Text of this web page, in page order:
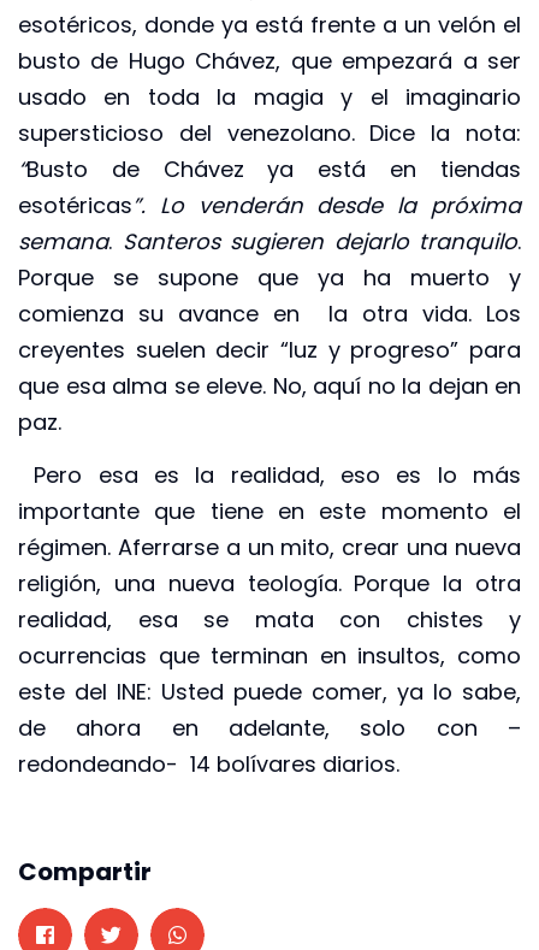
esotéricos, donde ya está frente a un velón el
busto de Hugo Chávez, que empezará a ser
usado en toda la magia y el imaginario
supersticioso del venezolano. Dice la nota:
“Busto de Chávez ya está en tiendas
esotéricas”. Lo venderán desde la próxima
semana. Santeros sugieren dejarlo tranquilo.
Porque se supone que ya ha muerto y
comienza su avance en la otra vida. Los
creyentes suelen decir “luz y progreso” para
que esa alma se eleve. No, aquí no la dejan en
paz.
Pero esa es la realidad, eso es lo más
importante que tiene en este momento el
régimen. Aferrarse a un mito, crear una nueva
religión, una nueva teología. Porque la otra
realidad, esa se mata con chistes y
ocurrencias que terminan en insultos, como
este del INE: Usted puede comer, ya lo sabe,
de ahora en adelante, solo con –
redondeando- 14 bolívares diarios.
Compartir